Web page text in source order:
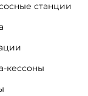
станции
кессоны